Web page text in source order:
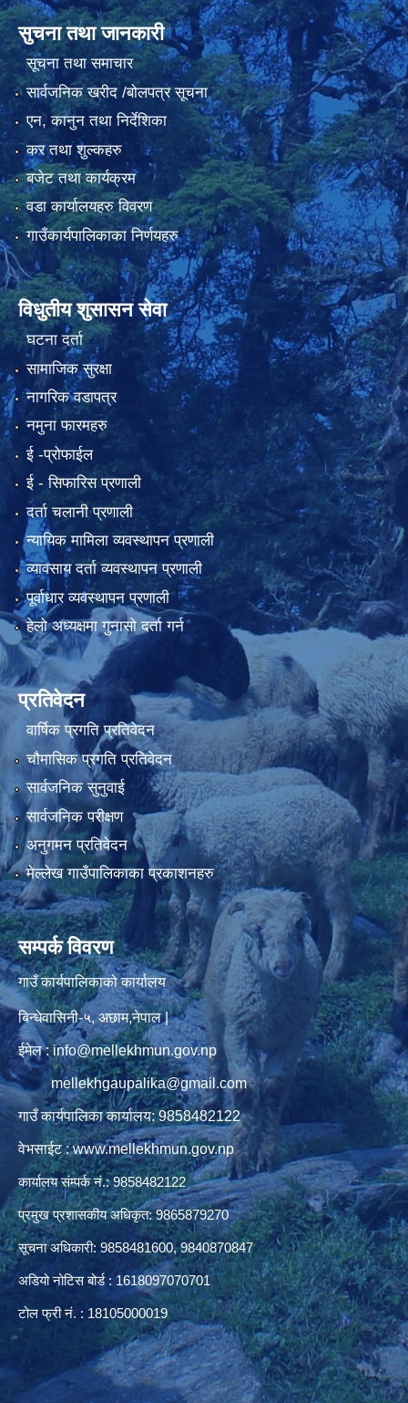
सुचना तथा जानकारी
सूचना तथा समाचार
सार्वजनिक खरीद /बोलपत्र सूचना
एन, कानुन तथा निर्देशिका
कर तथा शुल्कहरु
बजेट तथा कार्यक्रम
वडा कार्यालयहरु विवरण
गाउँकार्यपालिकाका निर्णयहरु
विधुतीय शुसासन सेवा
घटना दर्ता
सामाजिक सुरक्षा
नागरिक वडापत्र
नमुना फारमहरु
ई -प्रोफाईल
ई‍ - सिफारिस प्रणाली
दर्ता चलानी प्रणाली
न्यायिक मामिला व्यवस्थापन प्रणाली
व्यावसाय दर्ता व्यवस्थापन प्रणाली
पूर्वाधार व्यवस्थापन प्रणाली
हेलो अध्यक्षमा गुनासो दर्ता गर्न
प्रतिवेदन
वार्षिक प्रगति प्रतिवेदन
चौमासिक प्रगति प्रतिवेदन
सार्वजनिक सुनुवाई
सार्वजनिक परीक्षण
अनुगमन प्रतिवेदन
मेल्लेख गाउँपालिकाका प्रकाशनहरु
सम्पर्क विवरण
गाउँ कार्यपालिकाको कार्यालय
बिन्धेवासिनी-५, अछाम,नेपाल |
ईमेल : info@mellekhmun.gov.np
mellekhgaupalika@gmail.com
गाउँ कार्यपालिका कार्यालय: 9858482122
वेभसाईट : www.mellekhmun.gov.np
कार्यालय संम्पर्क नं.: 9858482122
प्रमुख प्रशासकीय अधिकृत: 9865879270
सूचना अधिकारी: 9858481600, 9840870847
अडियो नोटिस बोर्ड : 1618097070701
टोल फ्री नं. : 18105000019